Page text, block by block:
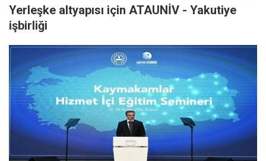
Yerleşke altyapısı için ATAUNİV - Yakutiye
işbirliği